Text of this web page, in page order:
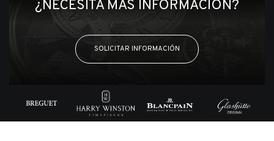
¿NECESITA MÁS INFORMACIÓN?
SOLICITAR INFORMACIÓN